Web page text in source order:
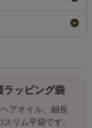
¥2,860税込
ラッピング袋
アオイル、細長
リム平袋です。